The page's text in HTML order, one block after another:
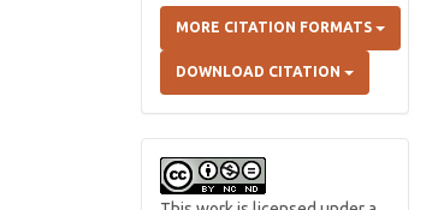
MORE CITATION FORMATS
DOWNLOAD CITATION